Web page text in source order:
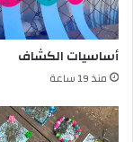
أساسيات الكشاف
منذ 19 ساعة